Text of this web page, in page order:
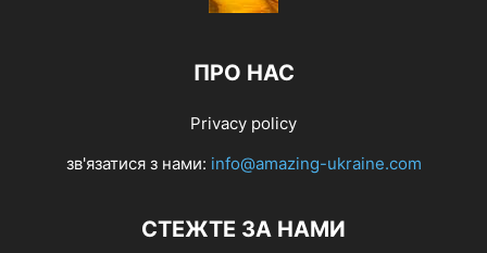
ПРО НАС
Privacy policy
зв'язатися з нами: info@amazing-ukraine.com
СТЕЖТЕ ЗА НАМИ